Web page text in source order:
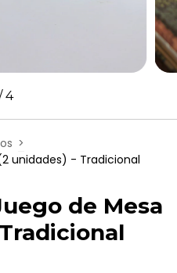
4
>
unidades) - Tradicional
de Mesa